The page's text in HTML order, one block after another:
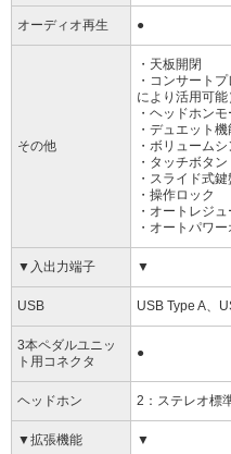
オーディオ再生 ●
その他
・天板開閉
・コンサート
により活用可能
・ヘッドホンモ
・デュエット機
・ボリューム
・タッチボタ
・スライド式
・操作ロック
・オートレジュ
・オートパワー
▼入出力端子 ▼
USB USB Type A、
3本ペダルユニッ
ト用コネクタ
●
ヘッドホン 2：ステレオ標
▼拡張機能 ▼